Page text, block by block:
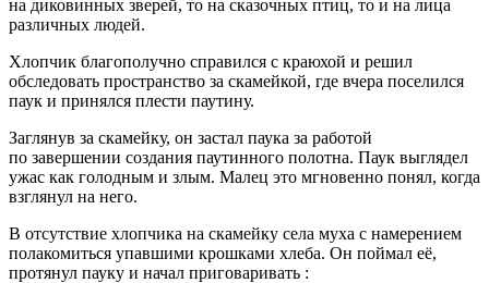
на диковинных зверей, то на сказочных птиц, то и на лица
различных людей.
Хлопчик благополучно справился с краюхой и решил
обследовать пространство за скамейкой, где вчера поселился
паук и принялся плести паутину.
Заглянув за скамейку, он застал паука за работой
по завершении создания паутинного полотна. Паук выглядел
ужас как голодным и злым. Малец это мгновенно понял, когда
взглянул на него.
В отсутствие хлопчика на скамейку села муха с намерением
полакомиться упавшими крошками хлеба. Он поймал её,
протянул пауку и начал приговаривать :